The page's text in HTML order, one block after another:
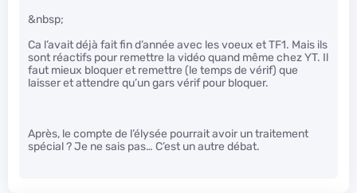
&nbsp;
Ca l’avait déjà fait fin d’année avec les voeux et TF1. Mais ils
sont réactifs pour remettre la vidéo quand même chez YT. Il
faut mieux bloquer et remettre (le temps de vérif) que
laisser et attendre qu’un gars vérif pour bloquer.
Après, le compte de l’élysée pourrait avoir un traitement
spécial ? Je ne sais pas… C’est un autre débat.